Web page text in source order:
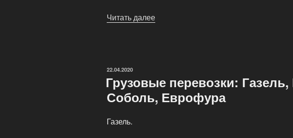
Читать далее
ОПУБЛИКОВАНО
22.04.2020
Грузовые перевозки: Газель,
Соболь, Еврофура
Газель.